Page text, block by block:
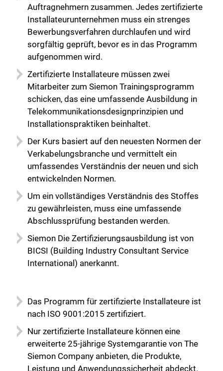
Auftragnehmern zusammen. Jedes zertifizierte
Installateurunternehmen muss ein strenges
Bewerbungsverfahren durchlaufen und wird
sorgfältig geprüft, bevor es in das Programm
aufgenommen wird.
Zertifizierte Installateure müssen zwei
Mitarbeiter zum Siemon Trainingsprogramm
schicken, das eine umfassende Ausbildung in
Telekommunikationsdesignprinzipien und
Installationspraktiken beinhaltet.
Der Kurs basiert auf den neuesten Normen der
Verkabelungsbranche und vermittelt ein
umfassendes Verständnis der neuen und sich
entwickelnden Normen.
Um ein vollständiges Verständnis des Stoffes
zu gewährleisten, muss eine umfassende
Abschlussprüfung bestanden werden.
Siemon Die Zertifizierungsausbildung ist von
BICSI (Building Industry Consultant Service
International) anerkannt.
Das Programm für zertifizierte Installateure ist
nach ISO 9001:2015 zertifiziert.
Nur zertifizierte Installateure können eine
erweiterte 25-jährige Systemgarantie von The
Siemon Company anbieten, die Produkte,
Leistung und Anwendungssicherheit abdeckt.